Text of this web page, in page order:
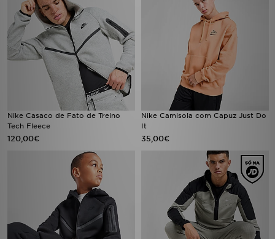
Nike Casaco de Fato de Treino
Tech Fleece
120,00€
Nike Camisola com Capuz Just Do
It
35,00€